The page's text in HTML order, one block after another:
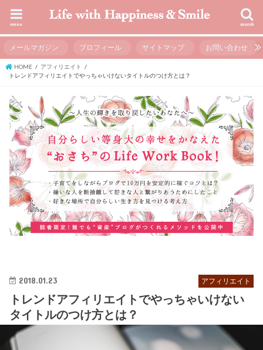
search
menu
メールマガジン プロフィール サイトマップ お問い合わせ
HOME
アフィリエイト
トレンドアフィリエイトでやっちゃいけないタイトルのつけ方とは？
アフィリエイト
2018.01.23
トレンドアフィリエイトでやっちゃいけない
タイトルのつけ方とは？